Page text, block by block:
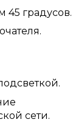
45 градусов.
сети.